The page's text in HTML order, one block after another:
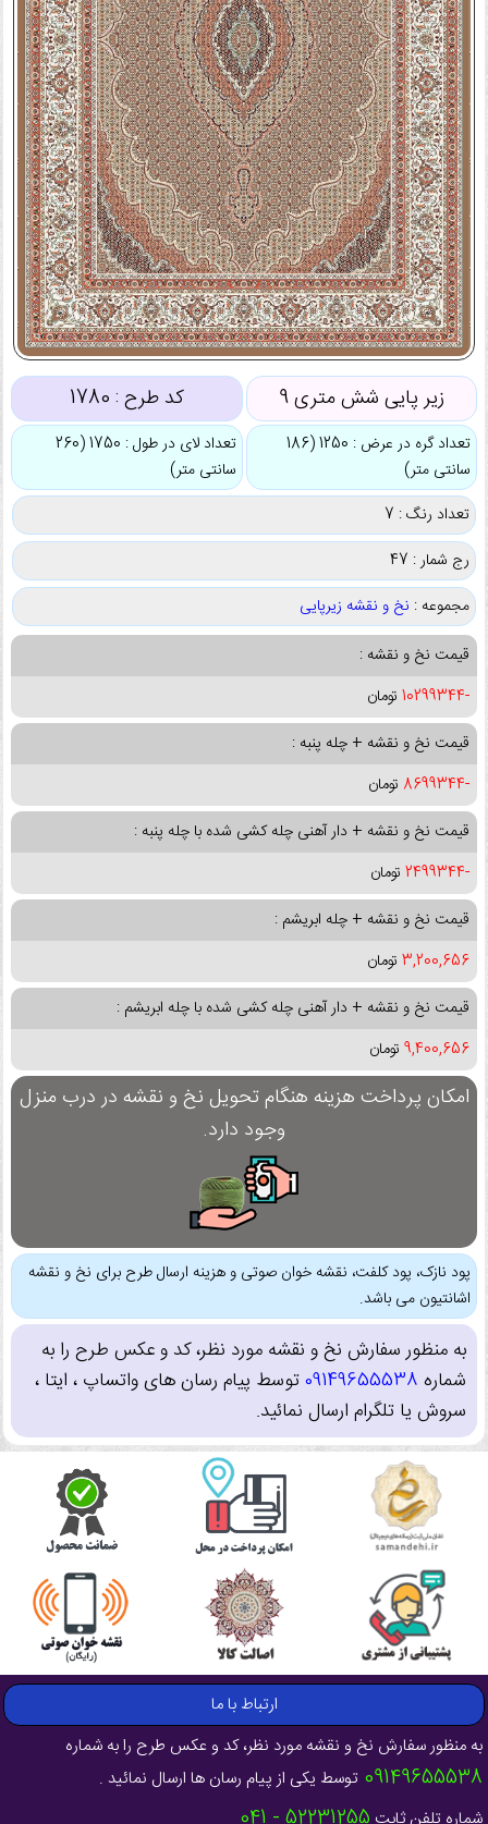
زیر پایی شش متری 9 کد طرح : 1780
تعداد گره در عرض : 1250 (186
سانتی متر)
تعداد لای در طول : 1750 (260
سانتی متر)
تعداد رنگ : 7
رج شمار : 47
مجموعه : نخ و نقشه زیرپایی
قیمت نخ و نقشه :
-10299344
تومان
قیمت نخ و نقشه + چله پنبه :
-8699344
تومان
قیمت نخ و نقشه + دار آهنی چله کشی شده با چله پنبه :
-2499344
تومان
قیمت نخ و نقشه + چله ابریشم :
3,200,656 تومان
قیمت نخ و نقشه + دار آهنی چله کشی شده با چله ابریشم :
9,400,656 تومان
امکان پرداخت هزینه هنگام تحویل نخ و نقشه در درب منزل
وجود دارد.
پود نازک، پود کلفت، نقشه خوان صوتی و هزینه ارسال طرح برای نخ و نقشه
اشانتیون می باشد.
به منظور سفارش نخ و نقشه مورد نظر، کد و عکس طرح را به
شماره 09149655538توسط پیام رسان های واتساپ ، ایتا ،
سروش یا تلگرام ارسال نمائید.
ارتباط با ما
به منظور سفارش نخ و نقشه مورد نظر، کد و عکس طرح را به شماره
09149655538 توسط یکی از پیام رسان ها ارسال نمائید .